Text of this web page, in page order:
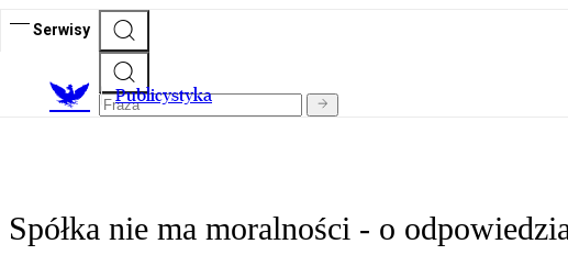
Serwisy
Publicystyka
Spółka nie ma moralności - o